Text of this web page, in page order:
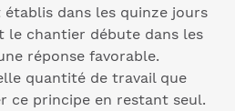
dans les quinze jours
le chantier débute dans les
réponse favorable.
quantité de travail que
ce principe en restant seul.